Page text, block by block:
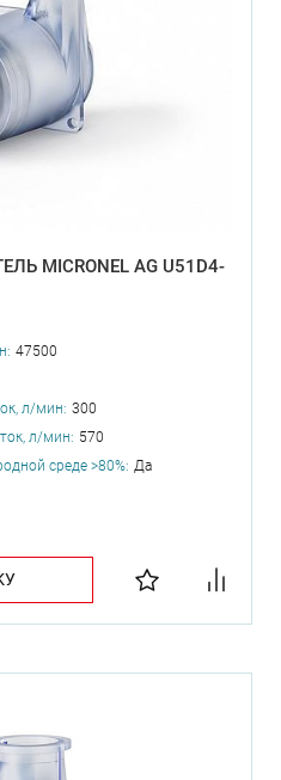
MICRONEL AG U51D4-
47500
л/мин: 300
л/мин: 570
среде >80%: Да